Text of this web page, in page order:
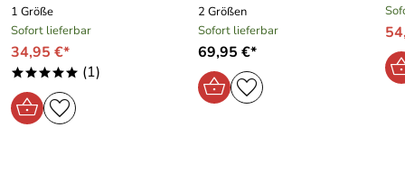
1 Größe
Sofort lieferbar
34,95 €*
***** (1)
2 Größen
Sofort lieferbar
69,95 €*